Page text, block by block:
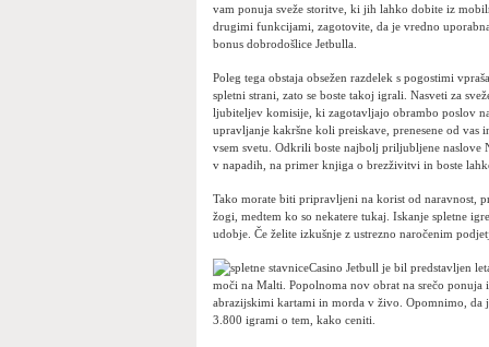
vam ponuja sveže storitve, ki jih lahko dobite iz
drugimi funkcijami, zagotovite, da je vredno
bonus dobrodošlice Jetbulla.
Poleg tega obstaja obsežen razdelek s pogostimi
spletni strani, zato se boste takoj igrali. Nasveti za
ljubiteljev komisije, ki zagotavljajo obrambo poslov
upravljanje kakršne koli preiskave, prenesene od vas
vsem svetu. Odkrili boste najbolj priljubljene
v napadih, na primer knjiga o brezživitvi in ​​boste
Tako morate biti pripravljeni na korist od naravnost,
žogi, medtem ko so nekatere tukaj. Iskanje spletne
udobje. Če želite izkušnje z ustrezno naročenim
Casino Jetbull je bil predstavljen
moči na Malti. Popolnoma nov obrat na srečo
abrazijskimi kartami in morda v živo. Opomnimo, da
3.800 igrami o tem, kako ceniti.